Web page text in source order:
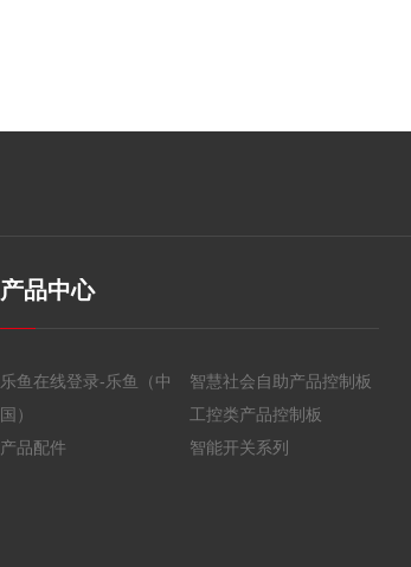
产品中心
乐鱼在线登录-乐鱼（中
国）
智慧社会自助产品控制板
工控类产品控制板
产品配件
智能开关系列